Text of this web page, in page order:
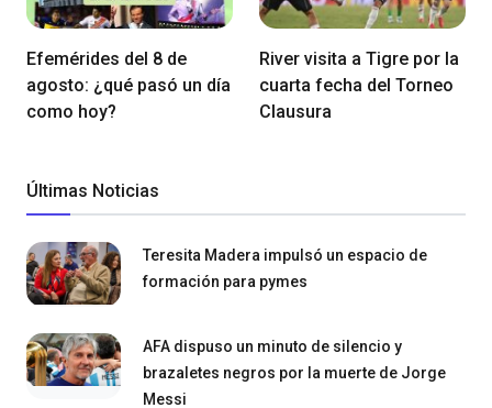
Efemérides del 8 de
agosto: ¿qué pasó un día
como hoy?
River visita a Tigre por la
cuarta fecha del Torneo
Clausura
Últimas Noticias
Teresita Madera impulsó un espacio de
formación para pymes
AFA dispuso un minuto de silencio y
brazaletes negros por la muerte de Jorge
Messi